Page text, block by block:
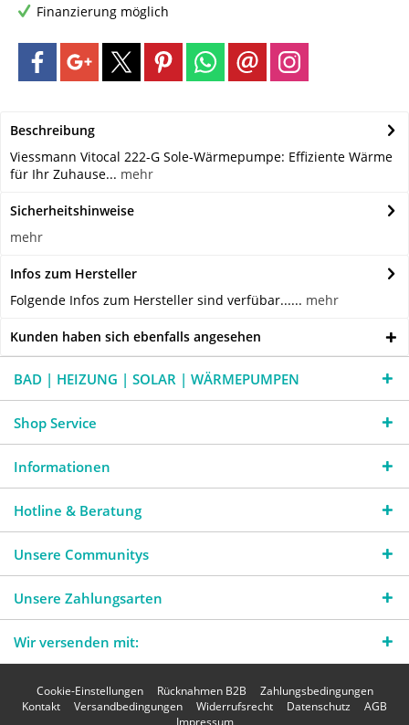
Finanzierung möglich
Beschreibung
Viessmann Vitocal 222-G Sole-Wärmepumpe: Effiziente Wärme
für Ihr Zuhause... mehr
Sicherheitshinweise
mehr
Infos zum Hersteller
Folgende Infos zum Hersteller sind verfübar...... mehr
Kunden haben sich ebenfalls angesehen
BAD | HEIZUNG | SOLAR | WÄRMEPUMPEN
Shop Service
Informationen
Hotline & Beratung
Unsere Communitys
Unsere Zahlungsarten
Wir versenden mit:
Cookie-Einstellungen Rücknahmen B2B
Zahlungsbedingungen
Kontakt
Versandbedingungen Widerrufsrecht Datenschutz
AGB